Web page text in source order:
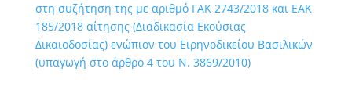
στη συζήτηση της με αριθμό ΓΑΚ 2743/2018 και ΕΑΚ
185/2018 αίτησης (Διαδικασία Εκούσιας
Δικαιοδοσίας) ενώπιον του Ειρηνοδικείου Βασιλικών
(υπαγωγή στο άρθρο 4 του Ν. 3869/2010)